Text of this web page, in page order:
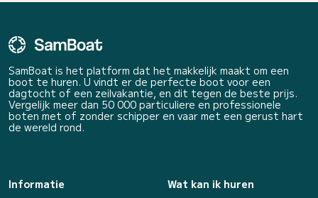
SamBoat is het platform dat het makkelijk maakt om een
boot te huren. U vindt er de perfecte boot voor een
dagtocht of een zeilvakantie, en dit tegen de beste prijs.
Vergelijk meer dan 50 000 particuliere en professionele
boten met of zonder schipper en vaar met een gerust hart
de wereld rond.
Informatie
Wat kan ik huren